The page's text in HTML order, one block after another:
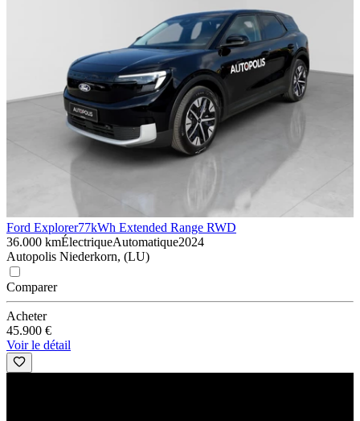
Ford Explorer77kWh Extended Range RWD
36.000 kmÉlectriqueAutomatique2024
Autopolis Niederkorn, (LU)
Comparer
Acheter
45.900 €
Voir le détail